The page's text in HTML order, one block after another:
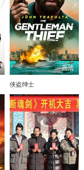
高清
侠盗绅士